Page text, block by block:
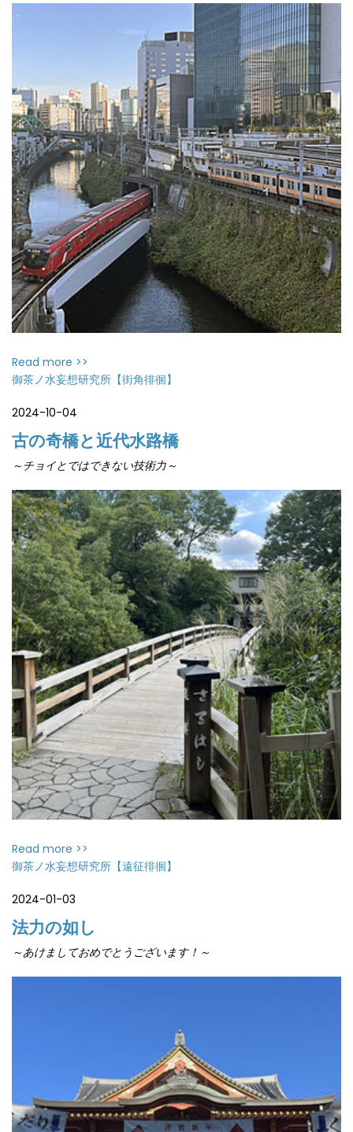
Read more >>
御茶ノ水妄想研究所【街角徘徊】
2024-10-04
古の奇橋と近代水路橋
～チョイとではできない技術力～
Read more >>
御茶ノ水妄想研究所【遠征徘徊】
2024-01-03
法力の如し
～あけましておめでとうございます！～